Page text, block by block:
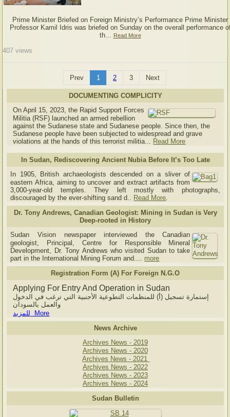
Prime Minister Briefed on Foreign Ministry’s Performance Prime Minister
Professor Kamil Idris was briefed on Sunday on the overall performance
th... Read More
407 views
Prev 1 2 3 Next
DOCUMENTING COMPLICITY
On April 15, 2023, the Rapid Support Forces
Militia (RSF) launched an armed rebellion
against the Sudanese state and Sudanese people. Since then, the
Sudanese people have been subjected to widespread and grave
violations at the hands of this terrorist militia... Read More
In Sudan, Rediscovering Ancient Nubia Before It’s Too Late
In 1905, British archaeologists descended on a sliver of
eastern Africa, aiming to uncover and extract artifacts from
3,000-year-old temples. They left mostly with photographs,
discouraged by the ever-shifting sand d.. Read More.
Dr. Tony Andrews, Canadian Geologist: Mining in Sudan is Very
Deep-rooted in History
Sudan Vision newspaper interviewed the Canadian
geologist, Principal, Centre for Responsible Mineral
Development, Dr. Tony Andrews who visited Sudan to take
part in the International Mining Forum and.... more
Registration Form (A) For Foreign N.G.O
Applying For Entry And Operation in Sudan
إستمارة تسجيل (أ) للمنظمات التطوعية الأجنبية التي ترغب في الدخول
والعمل بالسودان
للمزيد More
News Archive
Archives News - 2019
Archives News - 2020
Archives News - 2021
Archives News - 2022
Archives News - 2023
Archives News - 2024
Sudan Bulletin